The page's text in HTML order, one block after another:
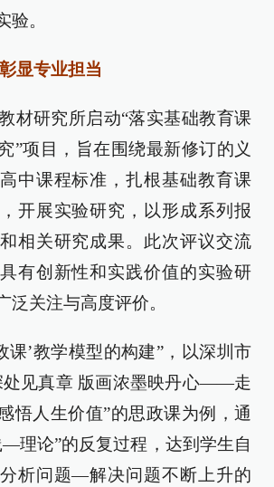
验。
显专业担当
材研究所启动“落实基础教育课
”项目，旨在围绕最新修订的义
中课程标准，扎根基础教育课
开展实验研究，以形成系列报
相关研究成果。此次评议交流
有创新性和实践价值的实验研
泛关注与高度评价。
课’教学模型的构建”，以深圳市
处见真章 版画浓墨映丹心——走
悟人生价值”的思政课为例，通
理论”的反复过程，达到学生自
析问题—解决问题不断上升的